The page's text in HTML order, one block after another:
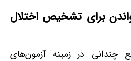
برای تشخیص اختلال
چندانی در زمینه آزمون‌های